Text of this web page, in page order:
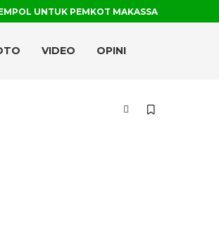
UNTUK PEMKOT MAKASSAR, TPA
VIDEO OPINI